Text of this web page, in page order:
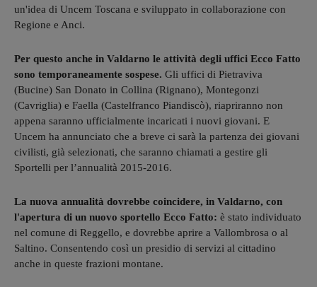
un'idea di Uncem Toscana e sviluppato in collaborazione con
Regione e Anci.
Per questo anche in Valdarno le attività degli uffici Ecco Fatto
sono temporaneamente sospese. Gli uffici di Pietraviva
(Bucine) San Donato in Collina (Rignano), Montegonzi
(Cavriglia) e Faella (Castelfranco Piandiscò), riapriranno non
appena saranno ufficialmente incaricati i nuovi giovani. E
Uncem ha annunciato che a breve ci sarà la partenza dei giovani
civilisti, già selezionati, che saranno chiamati a gestire gli
Sportelli per l’annualità 2015-2016.
La nuova annualità dovrebbe coincidere, in Valdarno, con
l'apertura di un nuovo sportello Ecco Fatto: è stato individuato
nel comune di Reggello, e dovrebbe aprire a Vallombrosa o al
Saltino. Consentendo così un presidio di servizi al cittadino
anche in queste frazioni montane.